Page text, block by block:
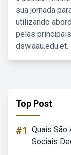
sua jornada
utilizando
pelas
dsw.aau.edu.et.
Top Post
#1 Quais São
Sociais